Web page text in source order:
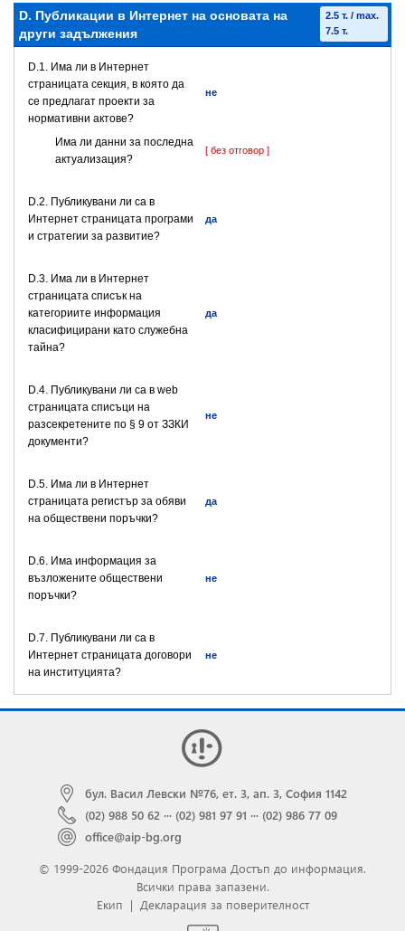
D. Публикации в Интернет на основата на
други задължения
2.5 т. / max.
7.5 т.
D.1. Има ли в Интернет
страницата секция, в която да
се предлагат проекти за
нормативни актове?
не
Има ли данни за последна
актуализация?
[ без отговор ]
D.2. Публикувани ли са в
Интернет страницата програми
и стратегии за развитие?
да
D.3. Има ли в Интернет
страницата списък на
категориите информация
класифицирани като служебна
тайна?
да
D.4. Публикувани ли са в web
страницата списъци на
разсекретените по § 9 от ЗЗКИ
документи?
не
D.5. Има ли в Интернет
страницата регистър за обяви
на обществени поръчки?
да
D.6. Има информация за
възложените обществени
поръчки?
не
D.7. Публикувани ли са в
Интернет страницата договори
на институцията?
не
бул. Васил Левски №76, ет. 3, ап. 3, София 1142
(02) 988 50 62 ··· (02) 981 97 91 ··· (02) 986 77 09
office@aip-bg.org
© 1999-2026 Фондация Програма Достъп до информация.
Всички права запазени.
Екип | Декларация за поверителност